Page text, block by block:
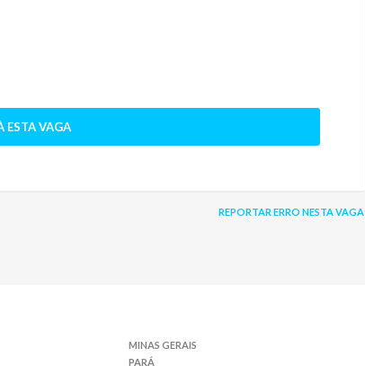
ESTA VAGA
REPORTAR ERRO NESTA VAGA
MINAS GERAIS
PARÁ